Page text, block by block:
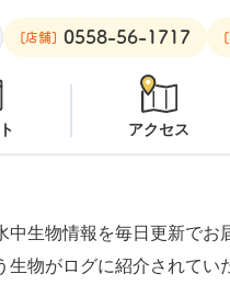
チ：オープン 安良里ボート：
[店舗] 0558-56-1717 [
アクセス
生物情報を毎日更新でお
生物がログに紹介されてい